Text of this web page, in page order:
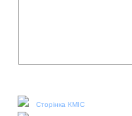
Сторінка КМІС